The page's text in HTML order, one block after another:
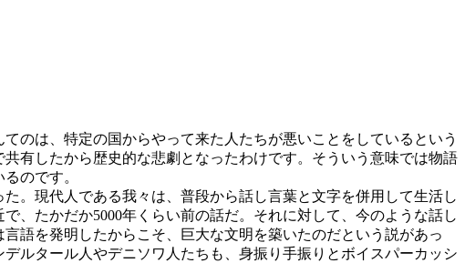
のは、特定の国からやって来た人たちが悪いことをしているという
有したから歴史的な悲劇となったわけです。そういう意味では物語
のです。
。現代人である我々は、普段から話し言葉と文字を併用して生活し
、たかだか5000年くらい前の話だ。それに対して、今のような話し
語を発明したからこそ、巨大な文明を築いたのだという説があっ
ルタール人やデニソワ人たちも、身振り手振りとボイスパーカッシ